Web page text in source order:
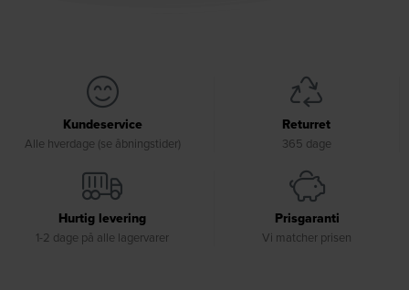
Kundeservice
Alle hverdage (se åbningstider)
Returret
365 dage
Hurtig levering
1-2 dage på alle lagervarer
Prisgaranti
Vi matcher prisen